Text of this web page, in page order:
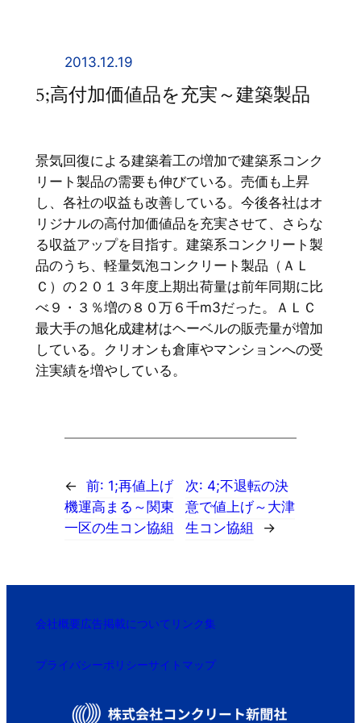
2013.12.19
5;高付加価値品を充実～建築製品
景気回復による建築着工の増加で建築系コンク
リート製品の需要も伸びている。売価も上昇
し、各社の収益も改善している。今後各社はオ
リジナルの高付加価値品を充実させて、さらな
る収益アップを目指す。建築系コンクリート製
品のうち、軽量気泡コンクリート製品（ＡＬ
Ｃ）の２０１３年度上期出荷量は前年同期に比
べ９・３％増の８０万６千m3だった。ＡＬＣ
最大手の旭化成建材はヘーベルの販売量が増加
している。クリオンも倉庫やマンションへの受
注実績を増やしている。
← 前: 1;再値上げ
機運高まる～関東
一区の生コン協組
次: 4;不退転の決
意で値上げ～大津
生コン協組
→
会社概要広告掲載について リンク集
プライバシーポリシーサイトマップ